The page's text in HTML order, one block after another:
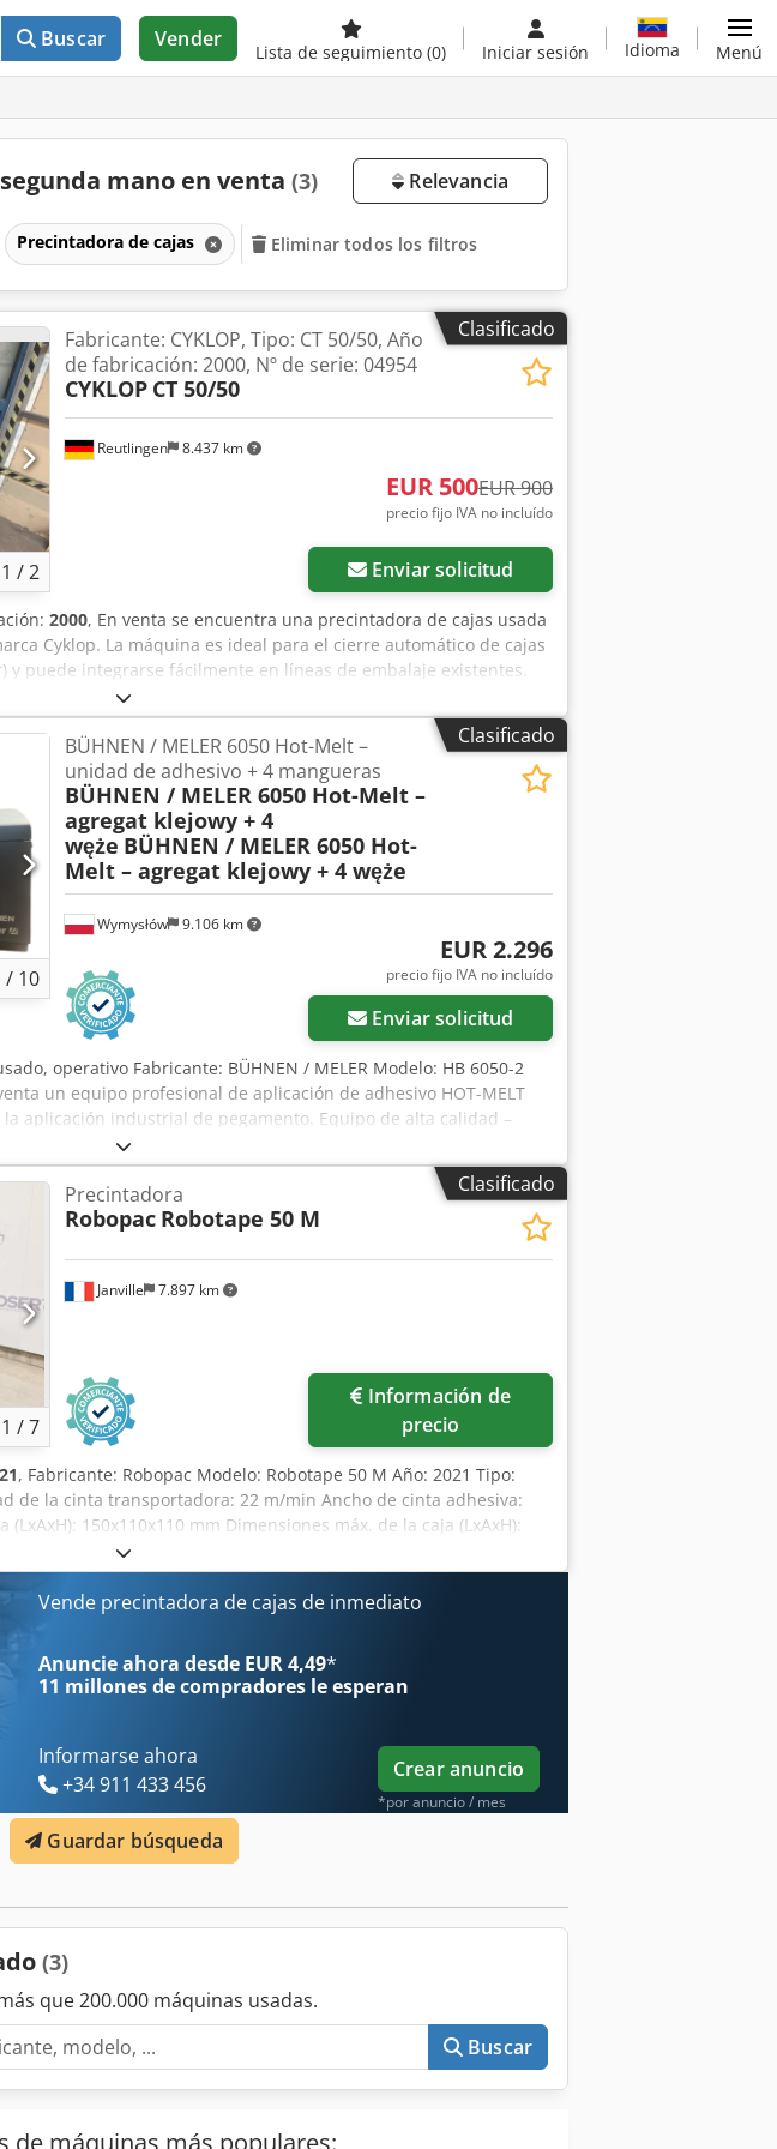
Buscar Vender
Lista de seguimiento (0) Iniciar sesión Idioma Menú
mano en venta (3) Relevancia
Precintadora de cajas Eliminar todos los filtros
Clasificado
Pedir más fotos
1 /2
Reutlingen 8.437 km
Fabricante: CYKLOP, Tipo: CT 50/50, Año
de fabricación: 2000, Nº de serie: 04954
CYKLOP CT 50/50
EUR 500EUR 900
precio fijo IVA no incluído
Enviar solicitud
2000, En venta se encuentra una precintadora de cajas usada
Cyklop. La máquina es ideal para el cierre automático de cajas
puede integrarse fácilmente en líneas de embalaje existentes.
* Almacén y Fulfillment * Producción / Líneas de embalaje ⸻
cintas adhesivas de aprox. 50 mm de ancho * Tamaños de caja
integrado * Construcción robusta apta para uso
👉 Modelos comparables alcanzan velocidades de
versiones modernas Dkedey Hf Sljpfx Afvor ⸻ 📦 Estado *
visual según imágenes * Funcionamiento: (aquí se puede añadir:
/ probada) ⸻ 📐 Ventajas ✔ Cerrado rápido y limpio de cajas ✔
✔ Ideal para volúmenes medianos a altos ✔ Calidad industrial
Clasificado
/ 10
Wymysłów 9.106 km
BÜHNEN / MELER 6050 Hot-Melt –
unidad de adhesivo + 4 mangueras
BÜHNEN / MELER 6050 Hot-Melt –
agregat klejowy + 4
węże BÜHNEN / MELER 6050 Hot-
Melt – agregat klejowy + 4 węże
EUR 2.296
precio fijo IVA no incluído
Enviar solicitud
operativo Fabricante: BÜHNEN / MELER Modelo: HB 6050-2
un equipo profesional de aplicación de adhesivo HOT-MELT
la aplicación industrial de pegamento. Equipo de alta calidad –
• Producción de muebles • Industria maderera • Líneas
Alimentación: 230V / 50-60 Hz 400V (trifásico) Potencia: hasta
máx.: hasta 160 bar Salidas: 2 Modelo: HB 6050-2 NI120 📦
BÜHNEN / MELER ✔️ 4 mangueras calefactadas (¡completas!)
en las fotos 🔍 Estado: • Artículo usado • Presenta signos
• Interior del depósito visible en las fotos Dkodpfxey Aam Nj Afvor •
Clasificado
1 /7
Janville 7.897 km
Precintadora
Robopac Robotape 50 M
precio
, Fabricante: Robopac Modelo: Robotape 50 M Año: 2021 Tipo:
de la cinta transportadora: 22 m/min Ancho de cinta adhesiva:
150x110x110 mm Dimensiones máx. de la caja (LxAxH):
kg Peso máximo por caja: 50 kg Potencia: 0,4 kW Alimentación: 400
170 kg
Vende precintadora de cajas de inmediato
Anuncie ahora desde EUR 4,49*
11 millones de compradores le esperan
Informarse ahora
+34 911 433 456
Crear anuncio
*por anuncio / mes
Guardar búsqueda
(3)
que 200.000 máquinas usadas.
Buscar
de máquinas más populares: